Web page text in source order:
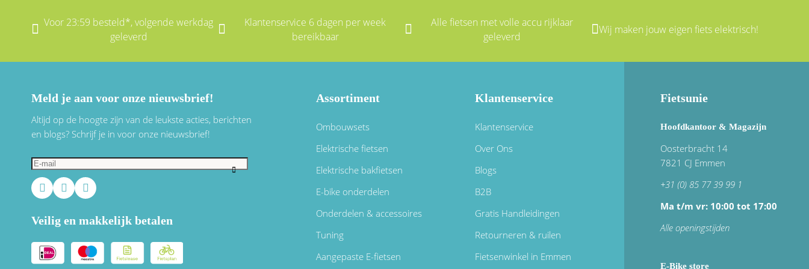
Voor 23:59 besteld*, volgende werkdag
geleverd
Klantenservice 6 dagen per week
bereikbaar
Alle fietsen met volle accu rijklaar
geleverd
Wij maken jouw eigen fiets elektrisch!
Meld je aan voor onze nieuwsbrief!
Altijd op de hoogte zijn van de leukste acties, berichten
en blogs? Schrijf je in voor onze nieuwsbrief!
Veilig en makkelijk betalen
Assortiment
Ombouwsets
Elektrische fietsen
Elektrische bakfietsen
E-bike onderdelen
Onderdelen & accessoires
Tuning
Aangepaste E-fietsen
Klantenservice
Klantenservice
Over Ons
Blogs
B2B
Gratis Handleidingen
Retourneren & ruilen
Fietsenwinkel in Emmen
Fietsunie
Hoofdkantoor & Magazijn
Oosterbracht 14
7821 CJ Emmen
+31 (0) 85 77 39 99 1
Ma t/m vr: 10:00 tot 17:00
Alle openingstijden
E-Bike store